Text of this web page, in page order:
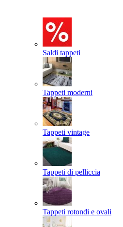
Saldi tappeti
Tappeti moderni
Tappeti vintage
Tappeti di pelliccia
Tappeti rotondi e ovali